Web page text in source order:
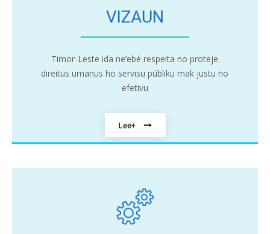
VIZAUN
Timor-Leste ida ne’ebé respeita no proteje
direitus umanus ho servisu públiku mak justu no
efetivu
Lee+